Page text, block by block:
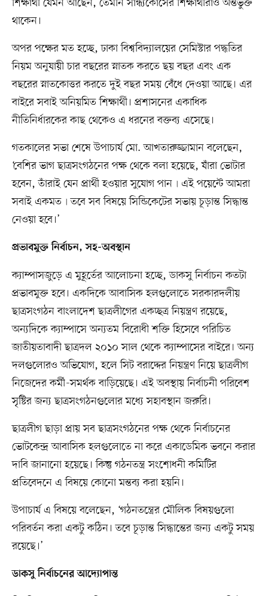
শিক্ষার্থী যেমন আছেন, তেমনি সান্ধ্যকোর্সের শিক্ষার্থীরাও অন্তর্ভুক্ত
থাকেন।
অপর পক্ষের মত হচ্ছে, ঢাকা বিশ্ববিদ্যালয়ের সেমিস্টার পদ্ধতির
নিয়ম অনুযায়ী চার বছরের স্নাতক করতে ছয় বছর এবং এক
বছরের স্নাতকোত্তর করতে দুই বছর সময় বেঁধে দেওয়া আছে। এর
বাইরে সবাই অনিয়মিত শিক্ষার্থী। প্রশাসনের একাধিক
নীতিনির্ধারকের কাছ থেকেও এ ধরনের বক্তব্য এসেছে।
গতকালের সভা শেষে উপাচার্য মো. আখতারুজ্জামান বলেছেন,
‘বেশির ভাগ ছাত্রসংগঠনের পক্ষ থেকে বলা হয়েছে, যাঁরা ভোটার
হবেন, তাঁরাই যেন প্রার্থী হওয়ার সুযোগ পান৷ এই পয়েন্টে আমরা
সবাই একমত৷ তবে সব বিষয়ে সিন্ডিকেটের সভায় চূড়ান্ত সিদ্ধান্ত
নেওয়া হবে।’
প্রভাবমুক্ত নির্বাচন, সহ-অবস্থান
ক্যাম্পাসজুড়ে এ মুহূর্তের আলোচনা হচ্ছে, ডাকসু নির্বাচন কতটা
প্রভাবমুক্ত হবে। একদিকে আবাসিক হলগুলোতে সরকারদলীয়
ছাত্রসংগঠন বাংলাদেশ ছাত্রলীগের একচ্ছত্র নিয়ন্ত্রণ রয়েছে,
অন্যদিকে ক্যাম্পাসে অন্যতম বিরোধী শক্তি হিসেবে পরিচিত
জাতীয়তাবাদী ছাত্রদল ২০১০ সাল থেকে ক্যাম্পাসের বাইরে। অন্য
দলগুলোরও অভিযোগ, হলে সিট বরাদ্দের নিয়ন্ত্রণ নিয়ে ছাত্রলীগ
নিজেদের কর্মী-সমর্থক বাড়িয়েছে। এই অবস্থায় নির্বাচনী পরিবেশ
সৃষ্টির জন্য ছাত্রসংগঠনগুলোর মধ্যে সহাবস্থান জরুরি।
ছাত্রলীগ ছাড়া প্রায় সব ছাত্রসংগঠনের পক্ষ থেকে নির্বাচনের
ভোটকেন্দ্র আবাসিক হলগুলোতে না করে একাডেমিক ভবনে করার
দাবি জানানো হয়েছে। কিন্তু গঠনতন্ত্র সংশোধনী কমিটির
প্রতিবেদনে এ বিষয়ে কোনো মন্তব্য করা হয়নি।
উপাচার্য এ বিষয়ে বলেছেন, ‘গঠনতন্ত্রের মৌলিক বিষয়গুলো
পরিবর্তন করা একটু কঠিন। তবে চূড়ান্ত সিদ্ধান্তের জন্য একটু সময়
রয়েছে।’
ডাকসু নির্বাচনের আদ্যোপান্ত